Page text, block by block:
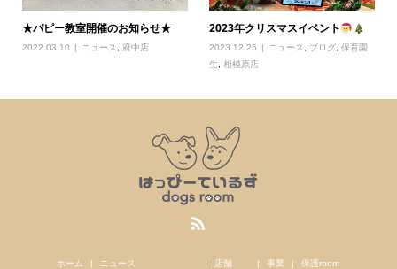
★パピー教室開催のお知らせ★
2022.03.10 ニュース, 府中店
2023年クリスマスイベント
2023.12.25 ニュース, ブログ,保育園
生,相模原店
ホーム ニュース 店舗 事業 保護room